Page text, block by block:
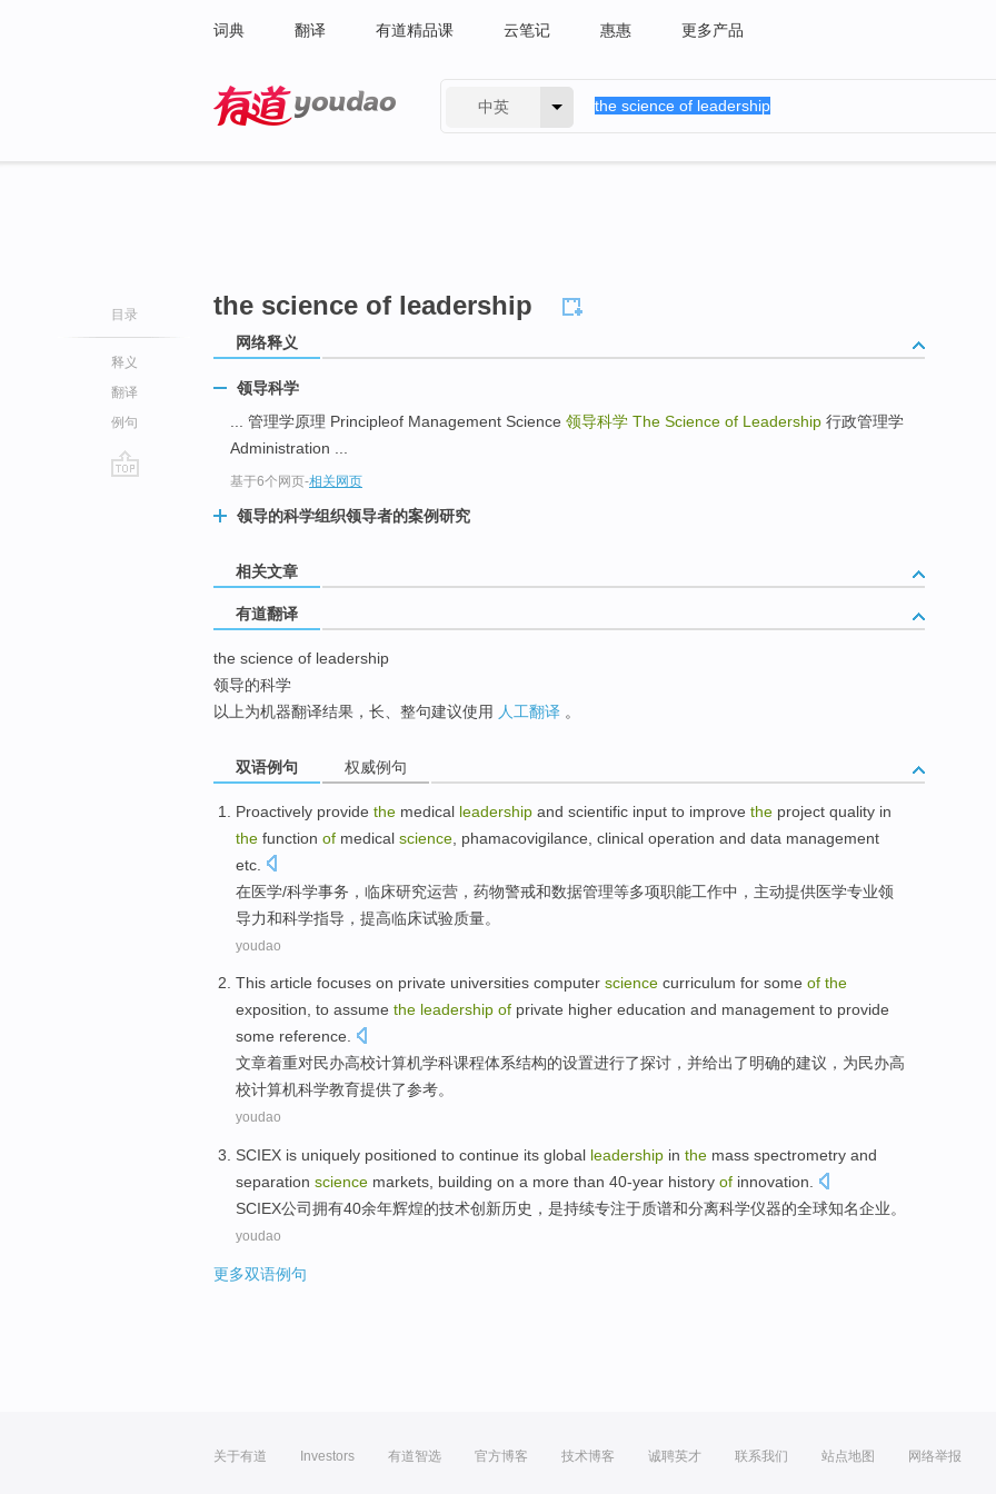
词典 翻译 有道精品课 云笔记 惠惠 更多产品
中英
目录
释义
翻译
例句
the science of leadership
网络释义
领导科学
... 管理学原理 Principleof Management Science 领导科学 The Science of Leadership 行政管理学
Administration ...
基于6个网页-相关网页
领导的科学组织领导者的案例研究
相关文章
有道翻译
the science of leadership
领导的科学
以上为机器翻译结果，长、整句建议使用 人工翻译 。
双语例句 权威例句
Proactively provide the medical leadership and scientific input to improve the project quality in
the function of medical science phamacovigilance clinical operation and data management
etc
在医学/科学事务， 临床研究运营 ，药物警戒和数据管理等多项职能工作中 ， 主动提供医学专业领
导力和科学指导 ， 提高临床试验质量。
youdao
This article focuses on private universities computer science curriculum for some of the
exposition, to assume the leadership of private higher education and management to provide
some reference.
文章着重对民办高校计算机学科课程体系结构的设置进行了探讨，并给出了明确的建议， 为民办高
校计算机科学教育提供了参考。
youdao
SCIEX is uniquely positioned to continue its global leadership in the mass spectrometry and
separation science markets, building on a more than 40-year history of innovation
SCIEX公司拥有40余年辉煌的技术创新历史 ， 是持续专注于质谱和分离科学仪器的全球知名企业。
youdao
更多双语例句
关于有道 Investors 有道智选 官方博客 技术博客 诚聘英才 联系我们 站点地图 网络举报